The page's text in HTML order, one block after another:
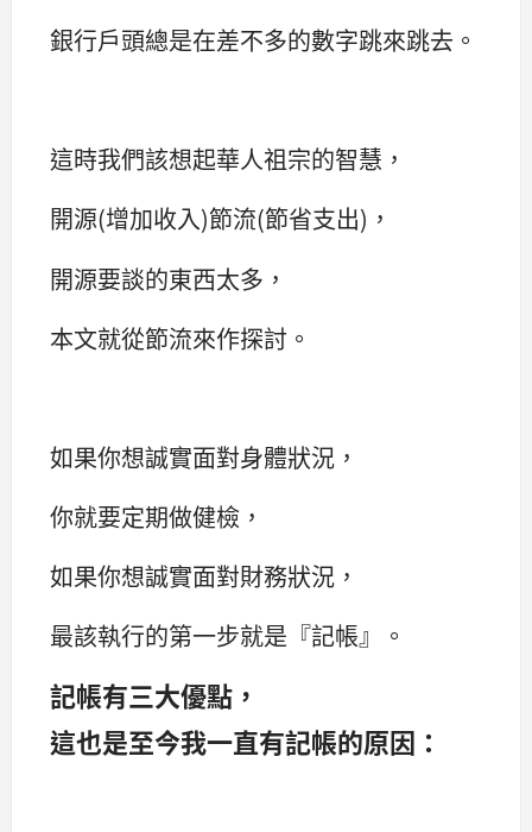
銀行戶頭總是在差不多的數字跳來跳去。
這時我們該想起華人祖宗的智慧，
開源(增加收入)節流(節省支出)，
開源要談的東西太多，
本文就從節流來作探討。
如果你想誠實面對身體狀況，
你就要定期做健檢，
如果你想誠實面對財務狀況，
最該執行的第一步就是『記帳』。
記帳有三大優點，
這也是至今我一直有記帳的原因：